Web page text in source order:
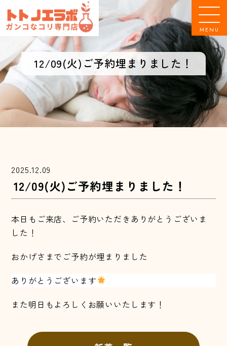
MENU
12/09(火)ご予約埋まりました！
2025.12.09
12/09(火)ご予約埋まりました！
本日もご来店、ご予約いただきありがとうございま
した！
おかげさまでご予約が埋まりました
ありがとうございます
また明日もよろしくお願いいたします！